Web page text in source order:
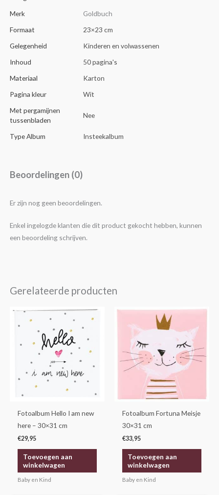
Merk
Goldbuch
Formaat
23×23 cm
Gelegenheid
Kinderen en volwassenen
Inhoud
50 pagina's
Materiaal
Karton
Pagina kleur
Wit
Met pergamijnen
tussenbladen
Nee
Type Album Insteekalbum
Beoordelingen (0)
Er zijn nog geen beoordelingen.
Enkel ingelogde klanten die dit product gekocht hebben, kunnen
een beoordeling schrijven.
Gerelateerde producten
Fotoalbum Hello I am new
here – 30×31 cm
€29,95
Toevoegen aan
winkelwagen
Baby en Kind
Fotoalbum Fortuna Meisje
30×31 cm
€33,95
Toevoegen aan
winkelwagen
Baby en Kind